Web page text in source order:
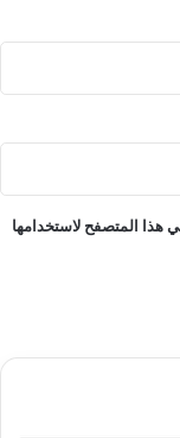
هذا المتصفح لاستخدامها